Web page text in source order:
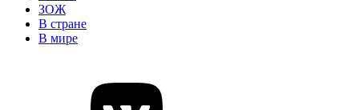
ЗОЖ
В стране
В мире